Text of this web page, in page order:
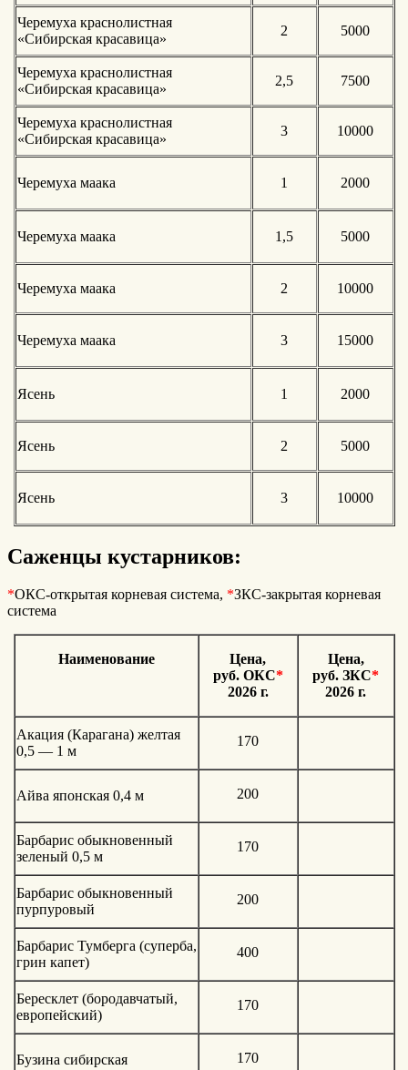
Черемуха краснолистная
«Сибирская красавица»
2 5000
Черемуха краснолистная
«Сибирская красавица»
2,5 7500
Черемуха краснолистная
«Сибирская красавица»
3 10000
Черемуха маака 1 2000
Черемуха маака 1,5 5000
Черемуха маака 2 10000
Черемуха маака 3 15000
Ясень 1 2000
Ясень 2 5000
Ясень 3 10000
Саженцы кустарников:
*ОКС-открытая корневая система, *ЗКС-закрытая корневая
система
Наименование
Цена,
руб. ОКС*
2026 г.
Цена,
руб. ЗКС*
2026 г.
Акация (Карагана) желтая
0,5 — 1 м
170
Айва японская 0,4 м 200
Барбарис обыкновенный
зеленый 0,5 м
170
Барбарис обыкновенный
пурпуровый
200
Барбарис Тумберга (суперба,
грин капет)
400
Бересклет (бородавчатый,
европейский)
170
Бузина сибирская 170